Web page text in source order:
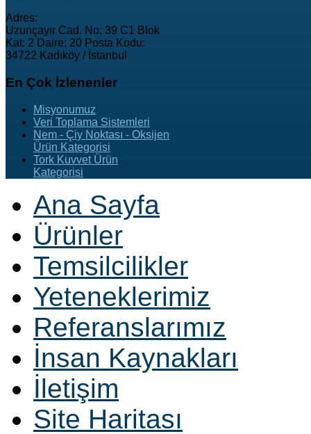
Adres:
Uzunçayır Cad. No: 39 C1 Blok
Kat: 2 Daire: 20 Posta Kodu:
34722 Kadıköy / İstanbul
En Çok İzlenenler
Misyonumuz
Veri Toplama Sistemleri
Nem - Çiy Noktası - Oksijen
Ürün Kategorisi
Tork Kuvvet Ürün
Kategorisi
Ana Sayfa
Ürünler
Temsilcilikler
Yeteneklerimiz
Referanslarımız
İnsan Kaynakları
İletişim
Site Haritası